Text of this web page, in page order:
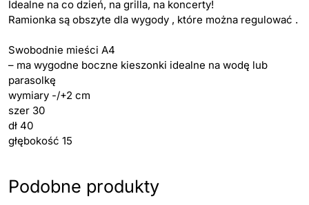
Idealne na co dzień, na grilla, na koncerty!
Ramionka są obszyte dla wygody , które można regulować .
Swobodnie mieści A4
– ma wygodne boczne kieszonki idealne na wodę lub
parasolkę
wymiary -/+2 cm
szer 30
dł 40
głębokość 15
Podobne produkty